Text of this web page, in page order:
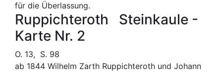
für die Überlassung.
Ruppichteroth Steinkaule -
Karte Nr. 2
O. 13, S. 98
ab 1844 Wilhelm Zarth Ruppichteroth und Johann